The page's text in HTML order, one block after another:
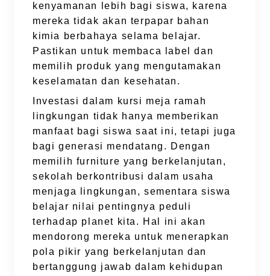
kenyamanan lebih bagi siswa, karena
mereka tidak akan terpapar bahan
kimia berbahaya selama belajar.
Pastikan untuk membaca label dan
memilih produk yang mengutamakan
keselamatan dan kesehatan.
Investasi dalam kursi meja ramah
lingkungan tidak hanya memberikan
manfaat bagi siswa saat ini, tetapi juga
bagi generasi mendatang. Dengan
memilih furniture yang berkelanjutan,
sekolah berkontribusi dalam usaha
menjaga lingkungan, sementara siswa
belajar nilai pentingnya peduli
terhadap planet kita. Hal ini akan
mendorong mereka untuk menerapkan
pola pikir yang berkelanjutan dan
bertanggung jawab dalam kehidupan